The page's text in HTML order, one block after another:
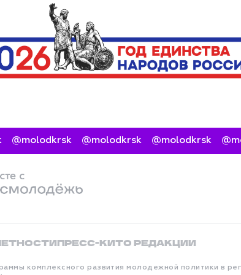
@molodkrsk @molodkrsk
ПРЕСС-КИТО РЕДАКЦИИ
комплексного развития молодежной политики в